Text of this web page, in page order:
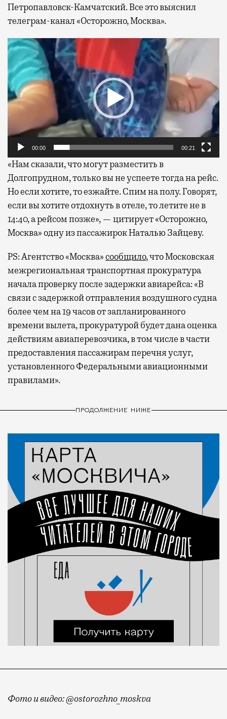
Петропавловск-Камчатский. Все это выяснил
телеграм-канал «Осторожно, Москва».
Видеоплеер
00:00 00:21
«Нам сказали, что могут разместить в
Долгопрудном, только вы не успеете тогда на рейс.
Но если хотите, то езжайте. Спим на полу. Говорят,
если вы хотите отдохнуть в отеле, то летите не в
14:40, а рейсом позже», — цитирует «Осторожно,
Москва» одну из пассажирок Наталью Зайцеву.
PS: Агентство «Москва»сообщило, что Московская
межрегиональная транспортная прокуратура
начала проверку после задержки авиарейса: «В
связи с задержкой отправления воздушного судна
более чем на 19 часов от запланированного
времени вылета, прокуратурой будет дана оценка
действиям авиаперевозчика, в том числе в части
предоставления пассажирам перечня услуг,
установленного Федеральными авиационными
правилами».
ПРОДОЛЖЕНИЕ НИЖЕ
Фото и видео: @ostorozhno_moskva